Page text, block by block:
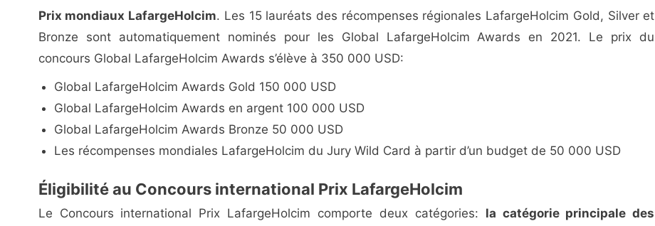
Prix mondiaux LafargeHolcim. Les 15 lauréats des récompenses régionales LafargeHolcim Gold, Silver et
Bronze sont automatiquement nominés pour les Global LafargeHolcim Awards en 2021. Le prix du
concours Global LafargeHolcim Awards s’élève à 350 000 USD:
Global LafargeHolcim Awards Gold 150 000 USD
Global LafargeHolcim Awards en argent 100 000 USD
Global LafargeHolcim Awards Bronze 50 000 USD
Les récompenses mondiales LafargeHolcim du Jury Wild Card à partir d’un budget de 50 000 USD
Éligibilité au Concours international Prix LafargeHolcim
Le Concours international Prix LafargeHolcim comporte deux catégories: la catégorie principale des